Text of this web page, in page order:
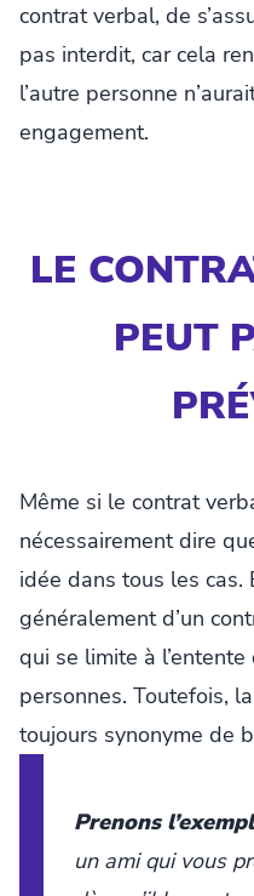
contrat verbal, de
pas interdit, car cela
l’autre personne
engagement.
LE
PEUT
Même si le contrat
nécessairement dire
idée dans tous les cas.
généralement d’un
qui se limite à
personnes. Toutefois,
toujours synonyme de
Prenons
un ami qui vous